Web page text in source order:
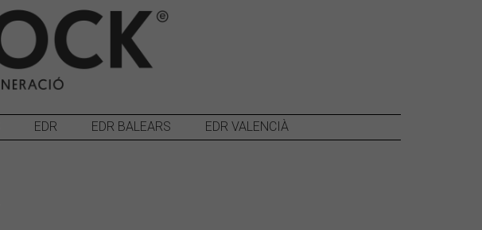
EDR EDR BALEARS EDR VALENCIÀ